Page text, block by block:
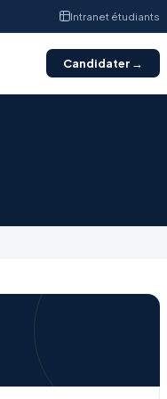
Intranet étudiants
Candidater →